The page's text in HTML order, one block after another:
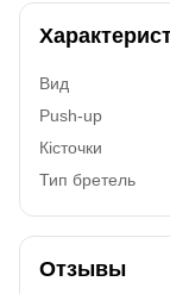
Вид
Push-up
Кісточки
Тип бретель
Отзывы